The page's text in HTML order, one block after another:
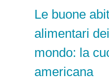
Le buone
alimentari
mondo: la
americana